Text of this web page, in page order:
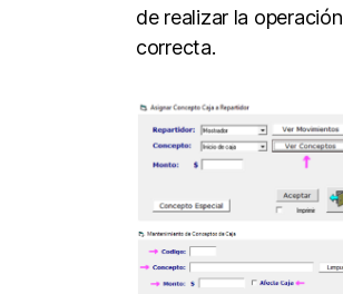
de realizar la operación
correcta.